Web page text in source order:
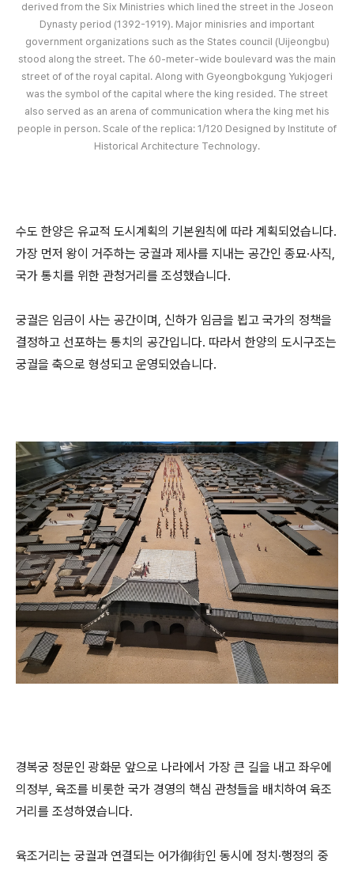
derived from the Six Ministries which lined the street in the Joseon
Dynasty period (1392-1919). Major minisries and important
government organizations such as the States council (Uijeongbu)
stood along the street. The 60-meter-wide boulevard was the main
street of of the royal capital. Along with Gyeongbokgung Yukjogeri
was the symbol of the capital where the king resided. The street
also served as an arena of communication whera the king met his
people in person. Scale of the replica: 1/120 Designed by Institute of
Historical Architecture Technology.
수도 한양은 유교적 도시계획의 기본원칙에 따라 계획되었습니다.
가장 먼저 왕이 거주하는 궁궐과 제사를 지내는 공간인 종묘·사직,
국가 통치를 위한 관청거리를 조성했습니다.
궁궐은 임금이 사는 공간이며, 신하가 임금을 뵙고 국가의 정책을
결정하고 선포하는 통치의 공간입니다. 따라서 한양의 도시구조는
궁궐을 축으로 형성되고 운영되었습니다.
경복궁 정문인 광화문 앞으로 나라에서 가장 큰 길을 내고 좌우에
의정부, 육조를 비롯한 국가 경영의 핵심 관청들을 배치하여 육조
거리를 조성하였습니다.
육조거리는 궁궐과 연결되는 어가御街인 동시에 정치·행정의 중